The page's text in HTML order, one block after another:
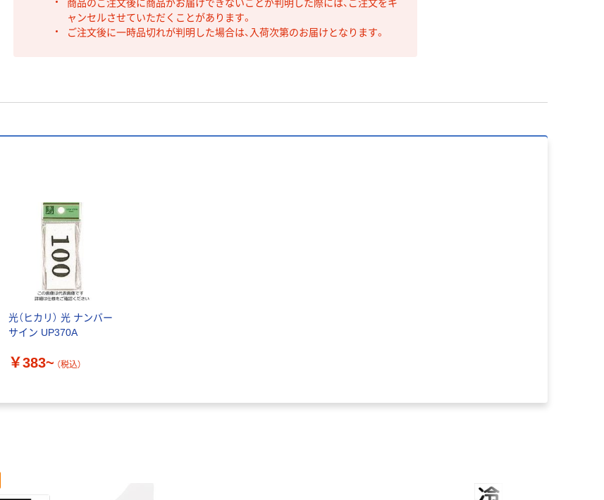
商品のご注文後に商品がお届けできないことが判明した際には、ご注文をキ
ャンセルさせていただくことがあります。
ご注文後に一時品切れが判明した場合は、入荷次第のお届けとなります。
光（ヒカリ） 光 ナンバー
サイン UP370A
￥383~ （税込）